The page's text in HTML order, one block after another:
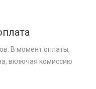
В момент оплаты,
включая комиссию